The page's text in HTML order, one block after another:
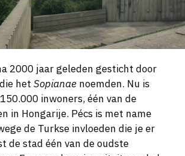
2000 jaar geleden gesticht door
het Sopianae noemden. Nu is
inwoners, één van de
in Hongarije. Pécs is met name
de Turkse invloeden die je er
de stad één van de oudste